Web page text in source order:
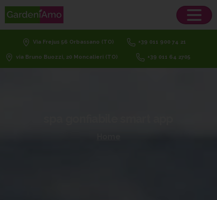
Via Frejus 56 Orbassano (TO) +39 011 900 74 21
via Bruno Buozzi, 20 Moncalieri (TO) +39 011 64 2705